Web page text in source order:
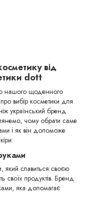
від
dott
нашого щоденного
вибір косметики для
український бренд
чому обрати саме
і як він допоможе
який славиться своєю
своїх продуктів. Бренд
яка допомагає